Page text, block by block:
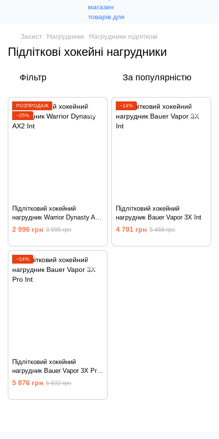
Захист Нагрудники Нагрудники підліткові
Підліткові хокейні нагрудники
Фільтр За популярністю
РОЗПРОДАЖ
−25%
Підлітковий хокейний
нагрудник Warrior Dynasty AX2
Int
2 996 грн 3 995 грн
−14%
Підлітковий хокейний
нагрудник Bauer Vapor 3X Int
4 701 грн 5 466 грн
−14%
Підлітковий хокейний
нагрудник Bauer Vapor 3X Pro
Int
5 876 грн 6 832 грн